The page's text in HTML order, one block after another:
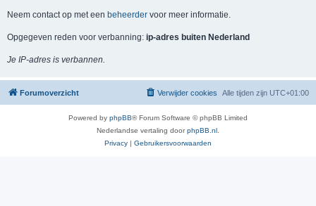
Neem contact op met een beheerder voor meer informatie.
Opgegeven reden voor verbanning: ip-adres buiten Nederland
Je IP-adres is verbannen.
Forumoverzicht Alle tijden zijn UTC+01:00
Verwijder cookies
Powered by phpBB® Forum Software © phpBB Limited
Nederlandse vertaling doorphpBB.nl
Privacy | Gebruikersvoorwaarden